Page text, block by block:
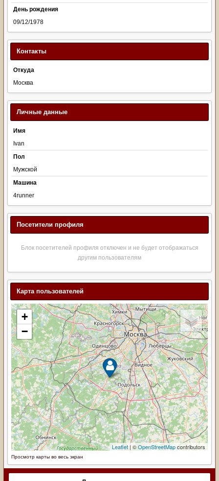
День рождения
09/12/1978
Контакты
Откуда
Москва
Личные данные
Имя
Ivan
Пол
Мужской
Машина
4runner
Посетители профиля
Блок посетителей профиля отключен и не будет отображаться
другим пользователям
Карта пользователей
Просмотр карты во весь экран